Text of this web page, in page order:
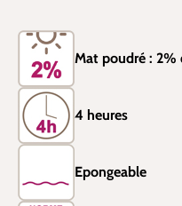
Mat poudré : 2%
4 heures
Epongeable